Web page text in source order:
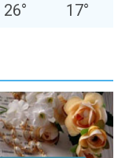
26° 17°